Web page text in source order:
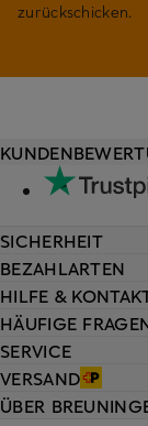
zurückschicken.
HILFE &
HÄUFIGE
SERVICE
VERSAND
SICHERHEIT
BEZAHLARTEN
ÜBER